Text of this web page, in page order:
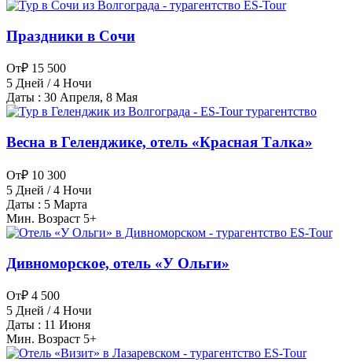
Праздники в Сочи
От₽ 15 500
5 Дней / 4 Ночи
Даты : 30 Апреля, 8 Мая
Весна в Геленджике, отель «Красная Талка»
От₽ 10 300
5 Дней / 4 Ночи
Даты : 5 Марта
Мин. Возраст 5+
Дивноморское, отель «У Ольги»
От₽ 4 500
5 Дней / 4 Ночи
Даты : 11 Июня
Мин. Возраст 5+